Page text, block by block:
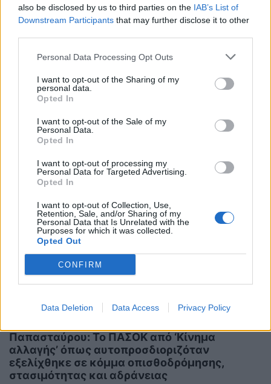
also be disclosed by us to third parties on the IAB’s List of
Downstream Participants that may further disclose it to other
Personal Data Processing Opt Outs
I want to opt-out of the Sharing of my
personal data.
Opted In
I want to opt-out of the Sale of my
Personal Data.
Opted In
I want to opt-out of processing my
Personal Data for Targeted Advertising.
Opted In
I want to opt-out of Collection, Use,
Retention, Sale, and/or Sharing of my
Personal Data that Is Unrelated with the
Purposes for which it was collected.
Opted Out
CONFIRM
Data Deletion Data Access Privacy Policy
ΠΟΛΙΤΙΚΗ
Στ. Παπασταύρου: Η κυβέρνηση ΣΥΡΙΖΑ, και
μεταβίβαση της δημόσιας περιουσίας στο
Υπερταμείο
Παπασταύρου: Το ΠΑΣΟΚ από ‘Κίνημα
αλλαγής’ όπως αυτοπροσδιοριζόταν
εξελίχθηκε σε κόμμα οπισθοδρόμησης,
στασιμότητας και αδράνειας